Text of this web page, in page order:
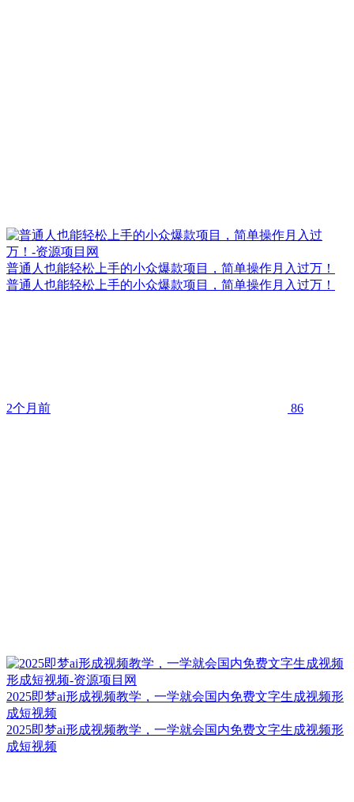
普通人也能轻松上手的小众爆款项目，简单操作月入过万！
普通人也能轻松上手的小众爆款项目，简单操作月入过万！
2个月前 86
2025即梦ai形成视频教学，一学就会国内免费文字生成视频形
成短视频
2025即梦ai形成视频教学，一学就会国内免费文字生成视频形
成短视频